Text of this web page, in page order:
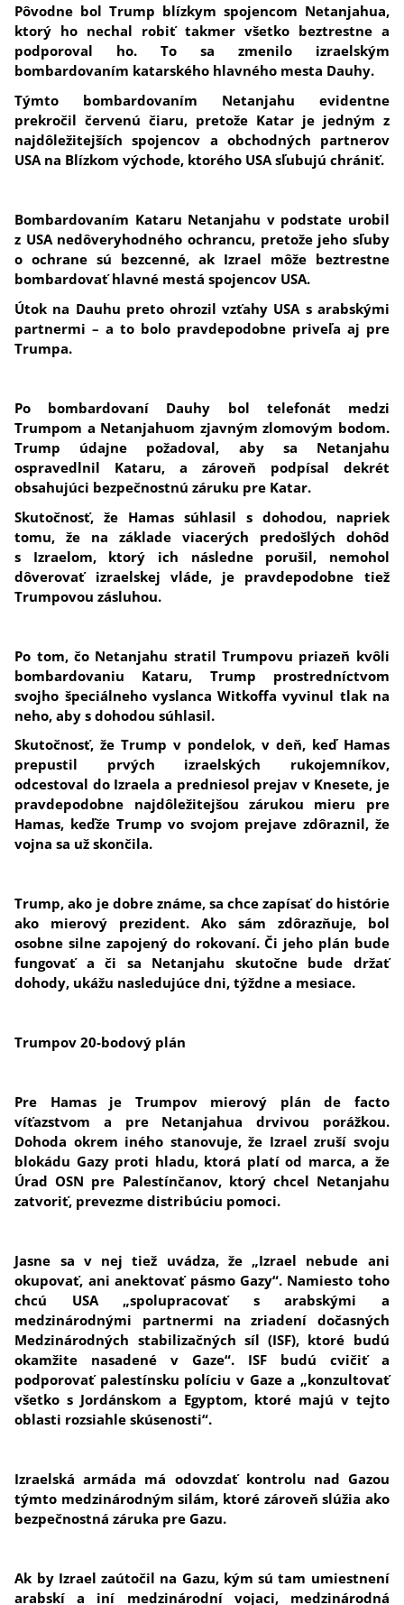
Pôvodne bol Trump blízkym spojencom Netanjahua,
ktorý ho nechal robiť takmer všetko beztrestne a
podporoval ho. To sa zmenilo izraelským
bombardovaním katarského hlavného mesta Dauhy.
Týmto bombardovaním Netanjahu evidentne
prekročil červenú čiaru, pretože Katar je jedným z
najdôležitejších spojencov a obchodných partnerov
USA na Blízkom východe, ktorého USA sľubujú chrániť.
Bombardovaním Kataru Netanjahu v podstate urobil
z USA nedôveryhodného ochrancu, pretože jeho sľuby
o ochrane sú bezcenné, ak Izrael môže beztrestne
bombardovať hlavné mestá spojencov USA.
Útok na Dauhu preto ohrozil vzťahy USA s arabskými
partnermi – a to bolo pravdepodobne priveľa aj pre
Trumpa.
Po bombardovaní Dauhy bol telefonát medzi
Trumpom a Netanjahuom zjavným zlomovým bodom.
Trump údajne požadoval, aby sa Netanjahu
ospravedlnil Kataru, a zároveň podpísal dekrét
obsahujúci bezpečnostnú záruku pre Katar.
Skutočnosť, že Hamas súhlasil s dohodou, napriek
tomu, že na základe viacerých predošlých dohôd
s Izraelom, ktorý ich následne porušil, nemohol
dôverovať izraelskej vláde, je pravdepodobne tiež
Trumpovou zásluhou.
Po tom, čo Netanjahu stratil Trumpovu priazeň kvôli
bombardovaniu Kataru, Trump prostredníctvom
svojho špeciálneho vyslanca Witkoffa vyvinul tlak na
neho, aby s dohodou súhlasil.
Skutočnosť, že Trump v pondelok, v deň, keď Hamas
prepustil prvých izraelských rukojemníkov,
odcestoval do Izraela a predniesol prejav v Knesete, je
pravdepodobne najdôležitejšou zárukou mieru pre
Hamas, keďže Trump vo svojom prejave zdôraznil, že
vojna sa už skončila.
Trump, ako je dobre známe, sa chce zapísať do histórie
ako mierový prezident. Ako sám zdôrazňuje, bol
osobne silne zapojený do rokovaní. Či jeho plán bude
fungovať a či sa Netanjahu skutočne bude držať
dohody, ukážu nasledujúce dni, týždne a mesiace.
Trumpov 20-bodový plán
Pre Hamas je Trumpov mierový plán de facto
víťazstvom a pre Netanjahua drvivou porážkou.
Dohoda okrem iného stanovuje, že Izrael zruší svoju
blokádu Gazy proti hladu, ktorá platí od marca, a že
Úrad OSN pre Palestínčanov, ktorý chcel Netanjahu
zatvoriť, prevezme distribúciu pomoci.
Jasne sa v nej tiež uvádza, že „Izrael nebude ani
okupovať, ani anektovať pásmo Gazy“. Namiesto toho
chcú USA „spolupracovať s arabskými a
medzinárodnými partnermi na zriadení dočasných
Medzinárodných stabilizačných síl (ISF), ktoré budú
okamžite nasadené v Gaze“. ISF budú cvičiť a
podporovať palestínsku políciu v Gaze a „konzultovať
všetko s Jordánskom a Egyptom, ktoré majú v tejto
oblasti rozsiahle skúsenosti“.
Izraelská armáda má odovzdať kontrolu nad Gazou
týmto medzinárodným silám, ktoré zároveň slúžia ako
bezpečnostná záruka pre Gazu.
Ak by Izrael zaútočil na Gazu, kým sú tam umiestnení
arabskí a iní medzinárodní vojaci, medzinárodná